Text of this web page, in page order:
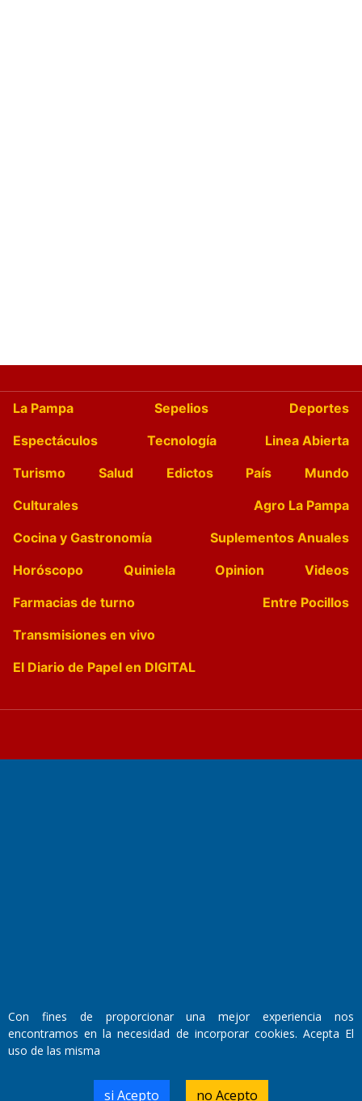
La Pampa Sepelios
Deportes
Espectáculos
Tecnología
Linea Abierta
Turismo
Salud Edictos País
Mundo
Culturales
Agro La Pampa
Cocina y Gastronomía
Suplementos Anuales
Horóscopo
Quiniela Opinion
Videos
Farmacias de turno
Entre Pocillos
Transmisiones en vivo
El Diario de Papel en DIGITAL
Domicilio Legal: José Ingenieros 855,
Santa Rosa, La Pampa.
RL-2019-55551274-APN-DNDA#MJ
Con fines de proporcionar una mejor experiencia nos
encontramos en la necesidad de incorporar cookies. Acepta El
uso de las misma
si Acepto no Acepto